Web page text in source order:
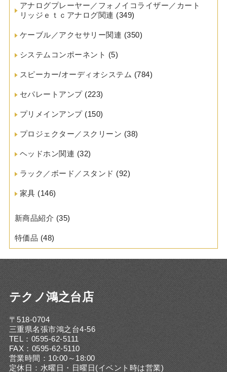
アナログプレーヤー／フォノイコライザー／カート
リッジｅｔｃアナログ関連 (349)
ケーブル／アクセサリー関連 (350)
システムコンポーネント (5)
スピーカー/オーディオシステム (784)
セパレートアンプ(223)
プリメインアンプ(150)
プロジェクター／スクリーン (38)
ヘッドホン関連 (32)
ラック／ボード／スタンド (92)
家具 (146)
新商品紹介 (35)
特価品 (48)
テクノ鴻之台店
〒518-0704
三重県名張市鴻之台4-56
TEL：0595-62-5111
FAX：0595-62-5110
営業時間：10:00～18:00
定休日：水曜日・日曜日(イベント時は営業)